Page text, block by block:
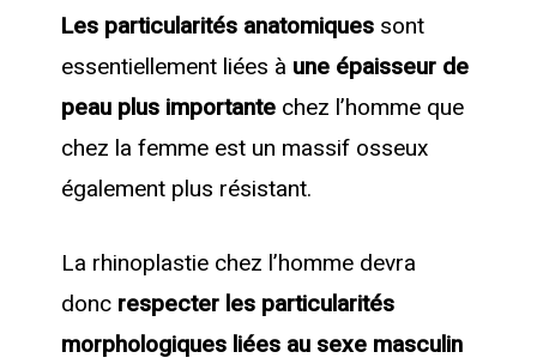
Les particularités anatomiquessont
essentiellement liées à une épaisseur de
peau plus importantechez l’homme que
chez la femme est un massif osseux
également plus résistant.
La rhinoplastie chez l’homme devra
donc respecter les particularités
morphologiques liées au sexe masculin